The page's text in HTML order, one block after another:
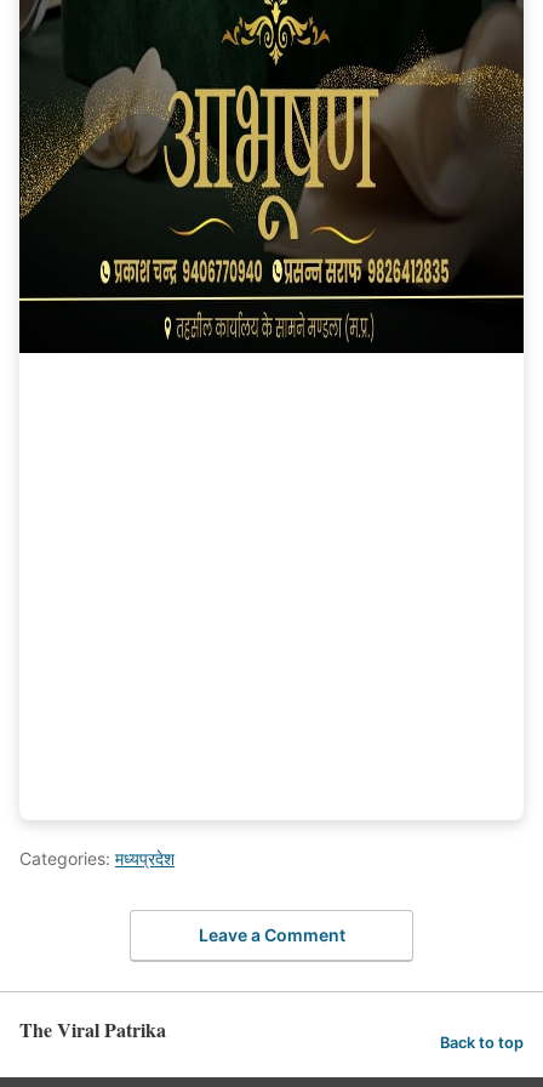
Categories: मध्यप्रदेश
Leave a Comment
The Viral Patrika Back to top